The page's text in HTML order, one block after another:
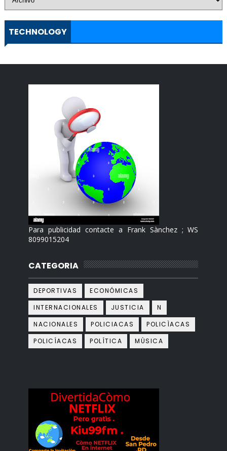
TECHNOLOGY
Para publicidad contacte a Frank Sànchez ; WS
8099015204
CATEGORIA
DEPORTIVAS
ECONÓMICAS
INTERNACIONALES
JUSTICIA
N
NACIONALES
POLICIACAS
POLICÌACAS
POLICÍACAS
POLÍTICA MÙSICA